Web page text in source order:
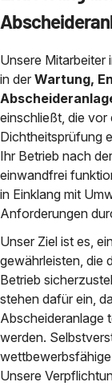
Unsere Mitarbeiter
in der Wartung,
einschließt, die vor
Dichtheitsprüfung
Ihr Betrieb nach
einwandfrei
in Einklang mit
Anforderungen
Unser Ziel ist es,
gewährleisten, die
Betrieb
stehen dafür ein,
Abscheideranlage
werden.
Unsere